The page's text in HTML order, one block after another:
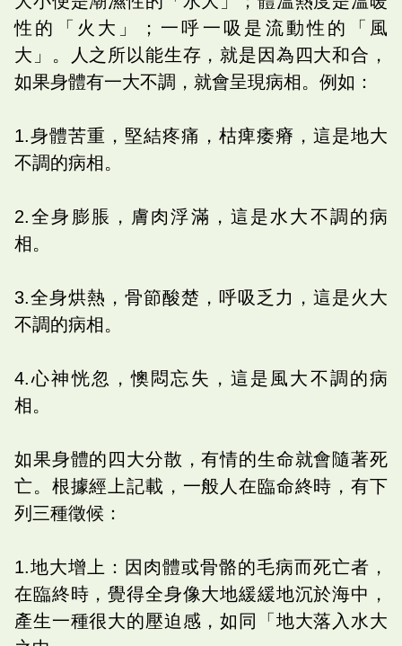
性的「火大」；一呼一吸是流動性的「風
大」。人之所以能生存，就是因為四大和合，
如果身體有一大不調，就會呈現病相。例如：
1.身體苦重，堅結疼痛，枯痺痿瘠，這是地大
不調的病相。
2.全身膨脹，膚肉浮滿，這是水大不調的病
相。
3.全身烘熱，骨節酸楚，呼吸乏力，這是火大
不調的病相。
4.心神恍忽，懊悶忘失，這是風大不調的病
相。
如果身體的四大分散，有情的生命就會隨著死
亡。根據經上記載，一般人在臨命終時，有下
列三種徵候：
1.地大增上：因肉體或骨骼的毛病而死亡者，
在臨終時，覺得全身像大地緩緩地沉於海中，
產生一種很大的壓迫感，如同「地大落入水大